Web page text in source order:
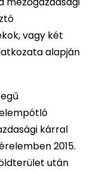
vagy két
alapján
kárral
2015.
után